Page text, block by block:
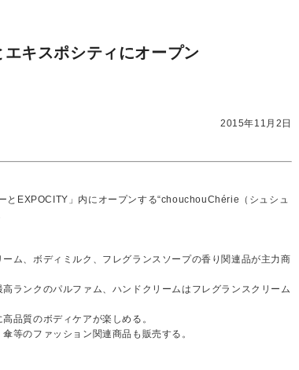
キスポシティにオープン
2015年11月2日
とEXPOCITY」内にオープンする“chouchouChérie（シュシュ
ム、ボディミルク、フレグランスソープの香り関連品が主力商
ランクのパルファム、ハンドクリームはフレグランスクリーム
品質のボディケアが楽しめる。
等のファッション関連商品も販売する。